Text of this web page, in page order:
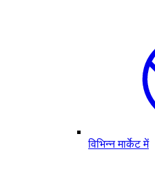
विभिन्न मार्केट में